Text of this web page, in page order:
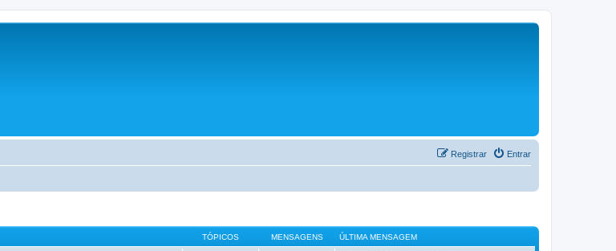
Entrar
Registrar
TÓPICOS MENSAGENS ÚLTIMA MENSAGEM